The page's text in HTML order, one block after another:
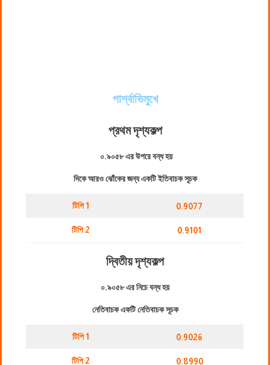
পার্শ্বাভিমুখে
প্রথম দৃশ্যকল্প
০.৯০৫৮ এর উপরে বন্ধ হয়
দিকে আরও ঝোঁকের জন্য একটি ইতিবাচক সূচক
টিপি 1 0.9077
টিপি 2 0.9101
দ্বিতীয় দৃশ্যকল্প
০.৯০৫৮ এর নিচে বন্ধ হয়
নেতিবাচক একটি নেতিবাচক সূচক
টিপি 1 0.9026
টিপি 2 0.8990